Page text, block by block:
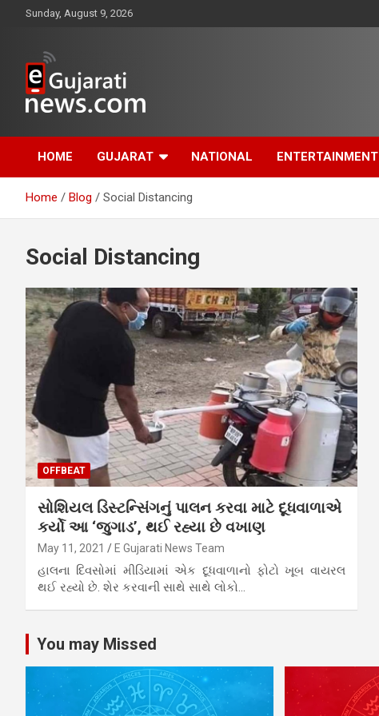
Sunday, August 9, 2026
ગુજરાત તેમજ દેશ-
વિદેશના ગુજરાતી સમાચાર
માટેનું વિશ્વસનીય
ગુજરાતી ન્યૂઝ પોર્ટલ
HOME GUJARAT NATIONAL ENTERTAINMENT
Home Blog Social Distancing
Social Distancing
OFFBEAT
સોશિયલ ડિસ્ટન્સિંગનું પાલન કરવા માટે દૂધવાળાએ
કર્યો આ ‘જુગાડ’, થઈ રહ્યા છે વખાણ
May 11, 2021 E Gujarati News Team
હાલના દિવસોમાં મીડિયામાં એક દૂધવાળાનો ફોટો ખૂબ વાયરલ
થઈ રહ્યો છે. શેર કરવાની સાથે સાથે લોકો…
You may Missed